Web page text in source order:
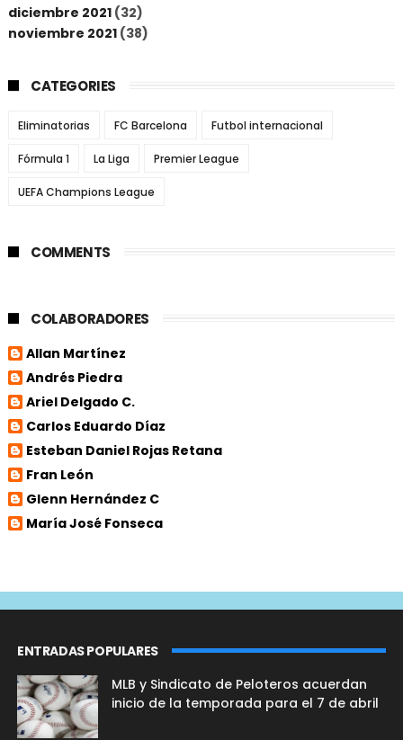
diciembre 2021(32)
noviembre 2021(38)
CATEGORIES
Eliminatorias FC Barcelona Futbol internacional
Fórmula 1 La Liga Premier League
UEFA Champions League
COMMENTS
COLABORADORES
Allan Martínez
Andrés Piedra
Ariel Delgado C.
Carlos Eduardo Díaz
Esteban Daniel Rojas Retana
Fran León
Glenn Hernández C
María José Fonseca
ENTRADAS POPULARES
MLB y Sindicato de Peloteros acuerdan
inicio de la temporada para el 7 de abril